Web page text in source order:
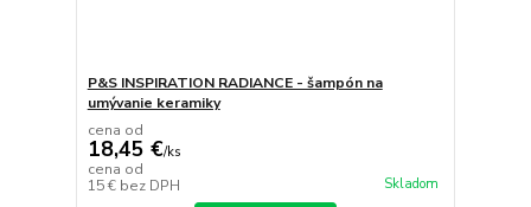
P&S INSPIRATION RADIANCE - šampón na
umývanie keramiky
cena od
18,45 €/ks
cena od
15 € bez DPH Skladom